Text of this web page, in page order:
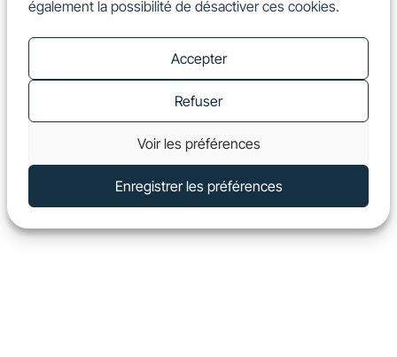
également la possibilité de désactiver ces cookies.
Accepter
Refuser
Voir les préférences
Enregistrer les préférences